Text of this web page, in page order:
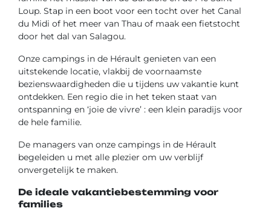
Loup. Stap in een boot voor een tocht over het Canal
du Midi of het meer van Thau of maak een fietstocht
door het dal van Salagou.
Onze campings in de Hérault genieten van een
uitstekende locatie, vlakbij de voornaamste
bezienswaardigheden die u tijdens uw vakantie kunt
ontdekken. Een regio die in het teken staat van
ontspanning en ‘joie de vivre’ : een klein paradijs voor
de hele familie.
De managers van onze campings in de Hérault
begeleiden u met alle plezier om uw verblijf
onvergetelijk te maken.
De ideale vakantiebestemming voor
families